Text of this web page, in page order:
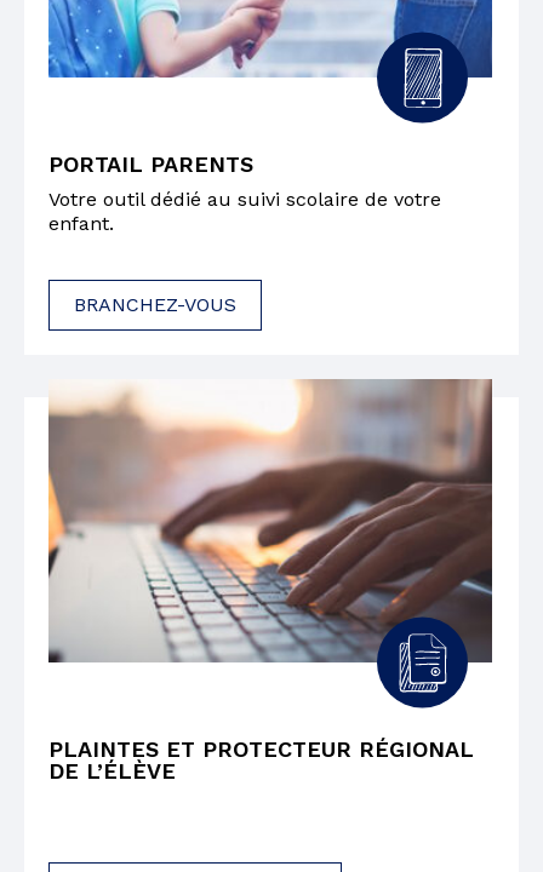
PORTAIL PARENTS
Votre outil dédié au suivi scolaire de votre
enfant.
BRANCHEZ-VOUS
PLAINTES ET PROTECTEUR RÉGIONAL
DE L’ÉLÈVE